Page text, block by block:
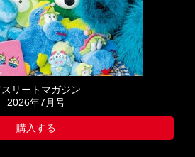
スリートマガジン
2026年7月号
購入する